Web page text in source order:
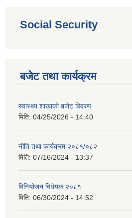
Social Security
बजेट तथा कार्यक्रम
स्वास्थ्य शाखाको बजेट विवरण
मिति: 04/25/2026 - 14:40
नीति तथा कार्यक्रम २०८१/०८२
मिति: 07/16/2024 - 13:37
विनियोजन विधेयक २०८१
मिति: 06/30/2024 - 14:52